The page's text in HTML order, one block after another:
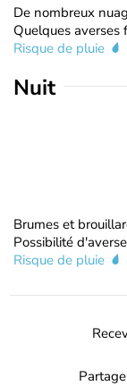
De nombreux
Quelques averses
Risque de pluie
Nuit
Brumes et
Possibilité
Risque de pluie